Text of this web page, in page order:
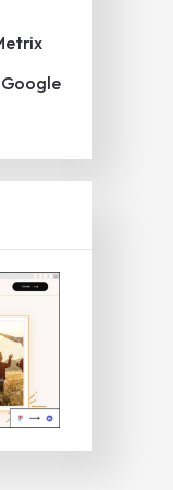
Google